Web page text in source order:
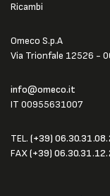
Omeco S.p.A
Via Trionfale 12526 -
info@omeco.it
IT 00955631007
TEL. (+39)
FAX(+39)
Ricambi